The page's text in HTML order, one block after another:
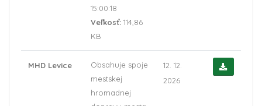
15:00:18
Veľkosť: 114,86
KB
MHD Levice
Obsahuje spoje
mestskej
hromadnej
12. 12.
2026